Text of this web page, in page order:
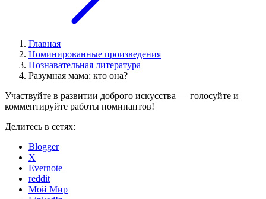
Главная
Номинированные произведения
Познавательная литература
Разумная мама: кто она?
Участвуйте в развитии доброго искусства — голосуйте и
комментируйте работы номинантов!
Делитесь в сетях:
Blogger
X
Evernote
reddit
Мой Мир